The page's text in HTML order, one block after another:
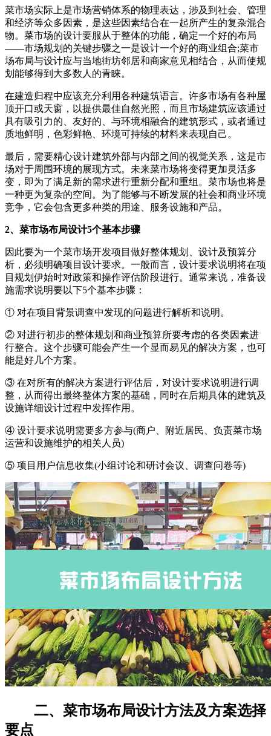
菜市场实际上是市场营销体系的物理表达，涉及到社会、管理
和经济等众多因素，是这些因素结合在一起所产生的复杂混合
物。菜市场的设计要服从于整体的功能，确定一个好的布局
——市场规划的关键步骤之一是设计一个好的商业组合;菜市
场布局与设计应与当地街坊邻居和商家意见相结合，从而使规
划能够得到大多数人的青睐。
在建造归程中应该充分利用各种建筑语言。许多市场有各种屋
顶开口或天窗，以提供最佳自然光照，而且市场建筑应该通过
具有吸引力的、友好的、与环境相融合的建筑形式，或者通过
质地鲜明，色彩鲜艳、环境可持续的材料来表现自己。
最后，需要精心设计建筑外部与内部之间的视觉关系，这是市
场对于周围环境的展现方式。未来菜市场将变得更加灵活多
变，即为了满足新的需求进行重新分配和重组。菜市场也将是
一种更为复杂的空间。为了能够与不断发展的社会和商业环境
竞争，它会包含更多种类的用途、服务设施和产品。
2、菜市场布局设计5个基本步骤
因此要为一个菜市场开发项目做好整体规划、设计及预算分
析，必须明确项目设计要求。一般而言，设计要求说明将在项
目规划伊始时对政策和操作评估阶段进行。通常来说，准备设
施需求说明要以下5个基本步骤：
① 对在项目背景调查中发现的问题进行解析和说明。
② 对进行初步的整体规划和商业预算所要考虑的各类因素进
行整合。这个步骤可能会产生一个显而易见的解决方案，也可
能是好几个方案。
③ 在对所有的解决方案进行评估后，对设计要求说明进行调
整，从而得出最终整体方案的基础，同时在后期具体的建筑及
设施详细设计过程中发挥作用。
④ 设计要求说明需要多方参与(商户、附近居民、负责菜市场
运营和设施维护的相关人员)
⑤ 项目用户信息收集(小组讨论和研讨会议、调查问卷等)
二、菜市场布局设计方法及方案选择
要点